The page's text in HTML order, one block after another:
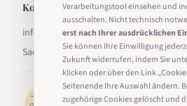
Kontakt
info@lichter-in-sachsen.de
Sachsen, Deutschland
Verarbeitungstool einsehen und
ausschalten. Nicht technisch
erst nach Ihrer ausdrücklichen
Sie können Ihre Einwilligung
Zukunft widerrufen, indem Sie
klicken oder über den Link
Seitenende Ihre Auswahl ändern.
zugehörige Cookies gelöscht und